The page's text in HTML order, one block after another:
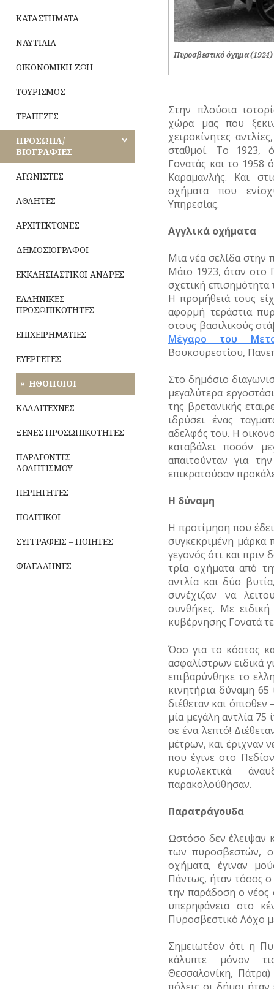
ΜΟΥΣΕΙΑ
ΝΑΟΙ-
ΠΛΑΤΕΙΕΣ
ΠΛΗΘΥΣΜΟΣ
ΠΟΛΕΟΔΟΜΙΑ
ΠΟΤΑΜΟΙ
ΠΡΑΣΙΝΟ-
ΣΥΓΚΟΙΝΩΝΙΕΣ
ΣΥΛΛΟΓΟΙ-
ΣΧΕΔΙΟ
ΠΟΛΗΣ
ΤΕΧΝΟΛΟΓΙΑ
ΤΗΛΕΠΙΚΟΙΝΩΝΙΕΣ
ΚΥΚΛΟΦΟΡΙΑ
ΥΔΡΕΥΣΗ
ΜΟΥΣΙΚΗ
ΟΛΥΜΠΙΑΚΟΙ
(ΟΛΥΜΠΙΣΜΟΣ)
ΡΑΔΙΟΦΩΝΟ
ΤΗΛΕΟΡΑΣΗ
ΦΩΤΟΓΡΑΦΙΑ
(ΦΥΣΙΟΓΝΩΜΙΕΣ)
ΤΥΠΟΣ
Ενδυμασία
Καλλωπισμός
Λαϊκές
μετεωρολογία
Φυτά
Ζώα
Μύθοι
Παραδόσεις
Παροιμίες
έθιμα
Παιχνίδια
Σχολική
ζωή
ΣΗΜΑΝΤΙΚΑ
ΚΑΤΑΣΤΗΜΑΤΑ
ΝΑΥΤΙΛΙΑ
ΟΙΚΟΝΟΜΙΚΗ ΖΩΗ
ΤΟΥΡΙΣΜΟΣ
ΤΡΑΠΕΖΕΣ
ΠΡΟΣΩΠΑ/
ΒΙΟΓΡΑΦΙΕΣ
ΑΓΩΝΙΣΤΕΣ
ΑΘΛΗΤΕΣ
ΑΡΧΙΤΕΚΤΟΝΕΣ
ΔΗΜΟΣΙΟΓΡΑΦΟΙ
ΕΚΚΛΗΣΙΑΣΤΙΚΟΙ ΑΝΔΡΕΣ
ΕΛΛΗΝΙΚΕΣ
ΠΡΟΣΩΠΙΚΟΤΗΤΕΣ
ΕΠΙΧΕΙΡΗΜΑΤΙΕΣ
ΕΥΕΡΓΕΤΕΣ
ΗΘΟΠΟΙΟΙ
ΚΑΛΛΙΤΕΧΝΕΣ
ΞΕΝΕΣ ΠΡΟΣΩΠΙΚΟΤΗΤΕΣ
ΠΑΡΑΓΟΝΤΕΣ
ΑΘΛΗΤΙΣΜΟΥ
ΠΕΡΙΗΓΗΤΕΣ
ΠΟΛΙΤΙΚΟΙ
ΣΥΓΓΡΑΦΕΙΣ – ΠΟΙΗΤΕΣ
ΦΙΛΕΛΛΗΝΕΣ
Πυροσβεστικό όχημα (1924)
Στην πλούσια
χώρα μας που
χειροκίνητες
σταθμοί. Το 1923,
Γονατάς και το 1958
Καραμανλής. Και
οχήματα που
Υπηρεσίας.
Αγγλικά οχήματα
Μια νέα σελίδα στην
Μάιο 1923, όταν στο
σχετική επισημότητα
Η προμήθειά τους
αφορμή τεράστια
στους βασιλικούς
Μέγαρο του
Βουκουρεστίου,
Στο δημόσιο
μεγαλύτερα
της βρετανικής
ιδρύσει ένας
αδελφός του. Η
καταβάλει ποσόν
απαιτούνταν για
επικρατούσαν
Η δύναμη
Η προτίμηση που
συγκεκριμένη μάρκα
γεγονός ότι και πριν
τρία οχήματα από
αντλία και δύο
συνέχιζαν να
συνθήκες. Με ειδική
κυβέρνησης Γονατά
Όσο για το κόστος
ασφαλίστρων ειδικά
επιβαρύνθηκε το
κινητήρια δύναμη
διέθεταν και
μία μεγάλη αντλία
σε ένα λεπτό!
μέτρων, και έριχναν
που έγινε στο
κυριολεκτικά
παρακολούθησαν.
Παρατράγουδα
Ωστόσο δεν έλειψαν
των πυροσβεστών,
οχήματα, έγιναν
Πάντως, ήταν τόσος
την παράδοση ο νέος
υπερηφάνεια στο
Πυροσβεστικό Λόχο
Σημειωτέον ότι η
κάλυπτε μόνον
Θεσσαλονίκη,